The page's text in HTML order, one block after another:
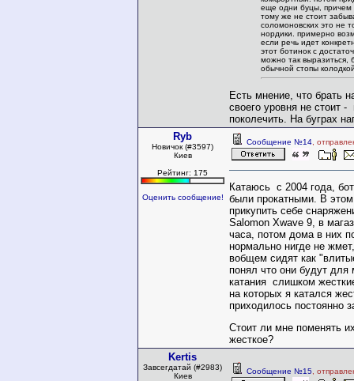
еще одни буцы, причем
тому же не стоит
соломоновских это не
нордики. примерно
если речь идет
этот ботинок с
можно так выразиться,
обычной стопы
Есть мнение, что брать
своего уровня не стоит
поколечить. На буграх
Ryb
Новичок (#3597)
Киев
Рейтинг: 175
Оценить сообщение!
Сообщение №14 ,
Катаюсь с 2004 года,
были прокатными. В
прикупить себе
Salomon Xwave 9, в
часа, потом дома в них
нормально нигде не
вобщем сидят как
понял что они будут для
катания слишком
на которых я катался
приходилось постоянно
Стоит ли мне поменять
жесткое?
Kertis
Завсегдатай (#2983)
Киев
Сообщение №15 ,